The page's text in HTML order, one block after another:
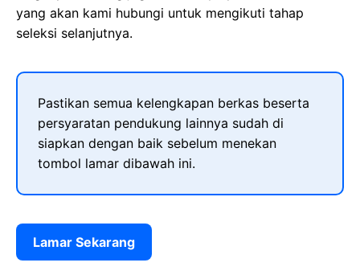
yang akan kami hubungi untuk mengikuti tahap
seleksi selanjutnya.
Pastikan semua kelengkapan berkas beserta
persyaratan pendukung lainnya sudah di
siapkan dengan baik sebelum menekan
tombol lamar dibawah ini.
Lamar Sekarang